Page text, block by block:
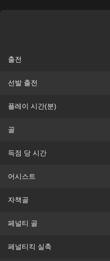
출전
선발 출전
플레이 시간(분)
골
득점 당 시간
어시스트
자책골
페널티 골
페널티킥 실축